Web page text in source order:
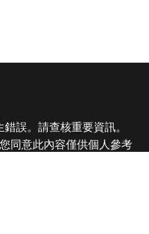
誤。請查核重要資訊。
同意此內容僅供個人參考